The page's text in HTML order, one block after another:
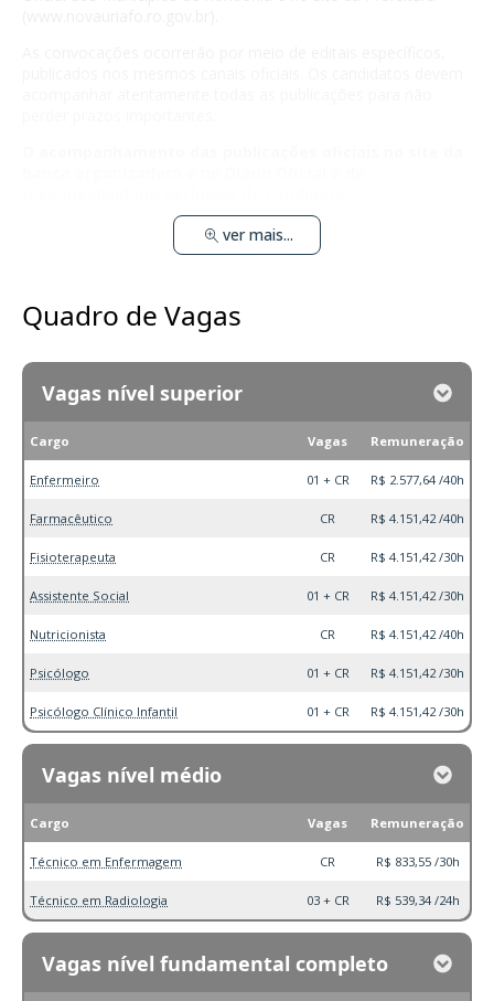
ver mais...
Quadro de Vagas
Vagas nível superior
Cargo Vagas Remuneração
Enfermeiro 01 + CR R$ 2.577,64 /40h
Farmacêutico CR R$ 4.151,42 /40h
Fisioterapeuta CR R$ 4.151,42 /30h
Assistente Social 01 + CR R$ 4.151,42 /30h
Nutricionista CR R$ 4.151,42 /40h
Psicólogo 01 + CR R$ 4.151,42 /30h
Psicólogo Clínico Infantil 01 + CR R$ 4.151,42 /30h
Vagas nível médio
Cargo Vagas Remuneração
Técnico em Enfermagem CR R$ 833,55 /30h
Técnico em Radiologia 03 + CR R$ 539,34 /24h
Vagas nível fundamental completo